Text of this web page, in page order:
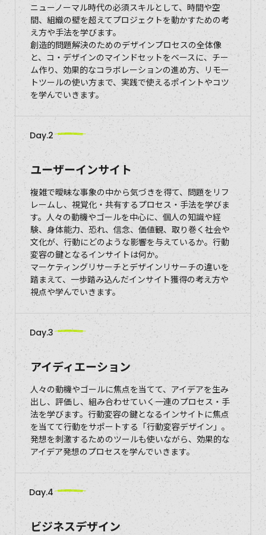
ニューノーマル時代の必須スキルとして、時間や空
間、組織の壁を超えてプロジェクトを動かすための考
え方や手法を学びます。
創造的問題解決のためのデザインプロセスの全体像
と、コ・デザインのマインドセットをベースに、チー
ム作り、効果的なコラボレーションの進め方、リモー
トツールの使い方まで、実践で使えるポイントやコツ
を学んでいきます。
Day.2
ユーザーインサイト
複雑で曖昧な事象の中から気づきを得て、問題をリフ
レームし、視覚化・共有するプロセス・手法を学びま
す。人々の動機やゴールを中心に、個人の知識や経
験、身体能力、恐れ、信念、価値観、取り巻く社会や
文化が、行動にどのような影響を与えているか。行動
変容の鍵となるインサイトは何か。
マーケティングリサーチとデザインリサーチの違いを
踏まえて、一歩踏み込んだインサイト獲得の考え方や
視点や学んでいきます。
Day.3
アイディエーション
人々の動機やゴールに焦点を当てて、アイデアを生み
出し、評価し、組み合わせていく一連のプロセス・手
法を学びます。行動変容の鍵となるインサイトに焦点
を当てて行動をサポートする「行動変容デザイン」。
発想を刺激するためのツールも使いながら、効果的な
アイデア発想のプロセスを学んでいきます。
Day.4
ビジネスデザイン